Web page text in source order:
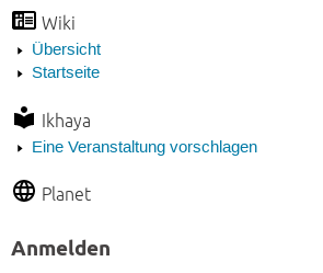
Wiki
Übersicht
Startseite
Ikhaya
Eine Veranstaltung vorschlagen
Planet
Anmelden